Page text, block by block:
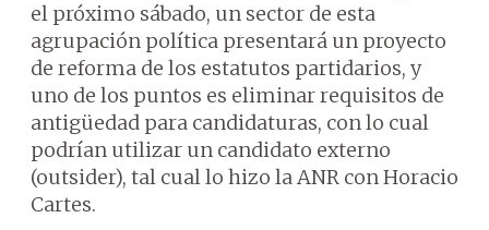
el próximo sábado, un sector de esta
agrupación política presentará un proyecto
de reforma de los estatutos partidarios, y
uno de los puntos es eliminar requisitos de
antigüedad para candidaturas, con lo cual
podrían utilizar un candidato externo
(outsider), tal cual lo hizo la ANR con Horacio
Cartes.